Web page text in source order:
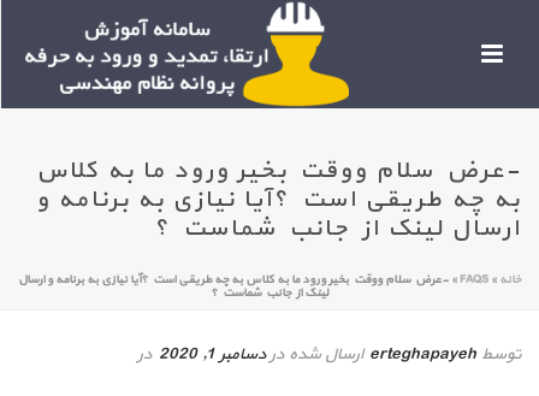
-عرض سلام ووقت بخیر ورود ما به کلاس
به چه طریقی است ؟آیا نیازی به برنامه و
ارسال لینک از جانب شماست ؟
خانه »
FAQS
» -عرض سلام ووقت بخیر ورود ما به کلاس به چه طریقی است ؟آیا نیازی به برنامه و ارسال
لینک از جانب شماست ؟
توسط erteghapayehارسال شده دردسامبر 1, 2020 در